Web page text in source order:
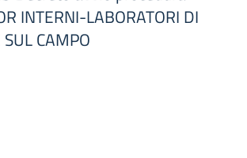
INTERNI-LABORATORI DI
CAMPO